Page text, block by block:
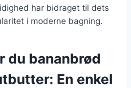
har bidraget til dets
i moderne bagning.
du bananbrød
En enkel